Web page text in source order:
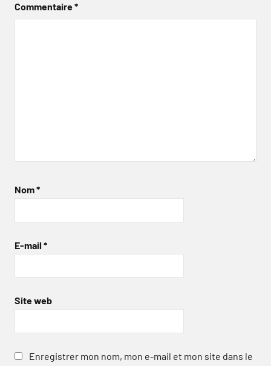
Commentaire*
Nom*
E-mail *
Site web
Enregistrer mon nom, mon e-mail et mon site dans le